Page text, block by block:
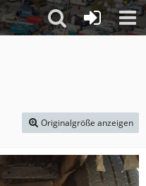
Originalgröße anzeigen